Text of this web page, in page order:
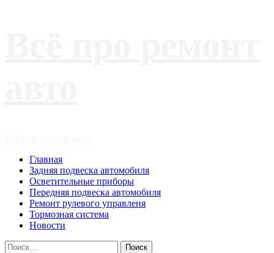
Главная
Задняя подвеска автомобиля
Осветительные приборы
Передняя подвеска автомобиля
Ремонт рулевого управленя
Тормозная система
Новости
Найти: